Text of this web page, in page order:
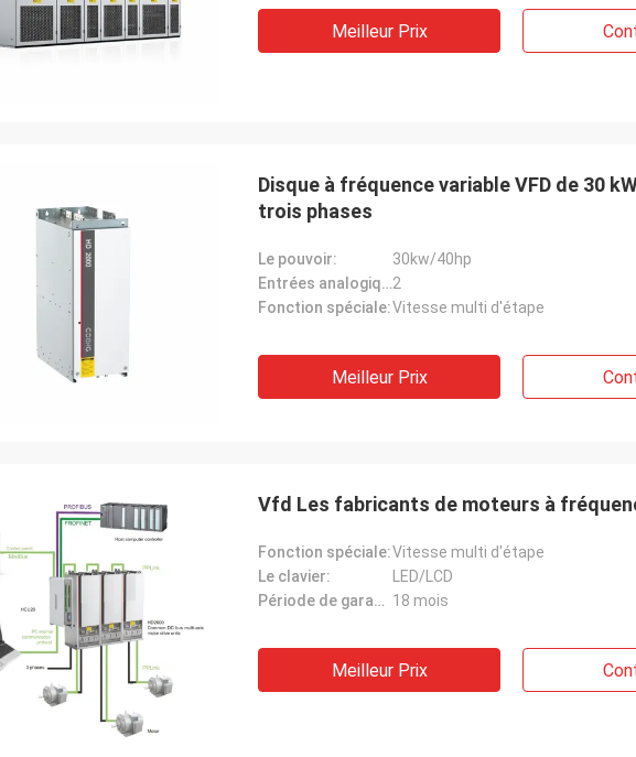
Meilleur Prix
Disque à fréquence variable VFD de 30
trois phases
Le pouvoir:
30kw/40hp
Entrées analogiques:2
Fonction spéciale:Vitesse multi d'étape
Meilleur Prix
Vfd Les fabricants de moteurs à
Fonction spéciale:Vitesse multi d'étape
Le clavier:
LED/LCD
Période de garantie: 18 mois
Meilleur Prix